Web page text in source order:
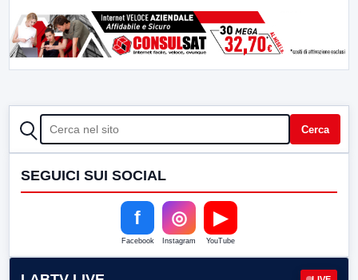
CERCA Cerca
SEGUICI SUI SOCIAL
f
Facebook
◎
Instagram
▶
YouTube